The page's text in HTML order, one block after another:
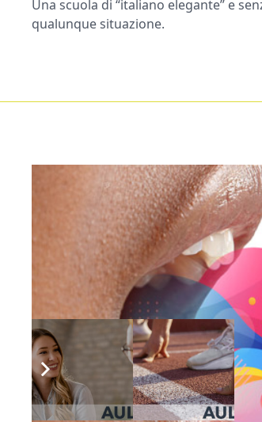
Una scuola di “italiano elegante” e
qualunque situazione.